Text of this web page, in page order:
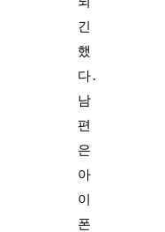
긴
했
다.
남
편
은
아
이
폰